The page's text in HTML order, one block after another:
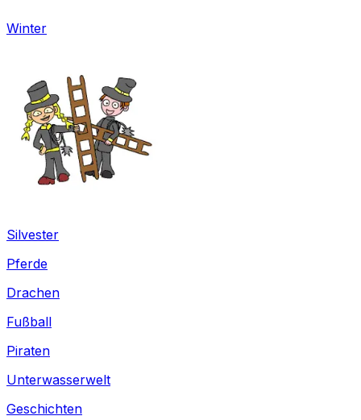
Winter
Silvester
Pferde
Drachen
Fußball
Piraten
Unterwasserwelt
Geschichten